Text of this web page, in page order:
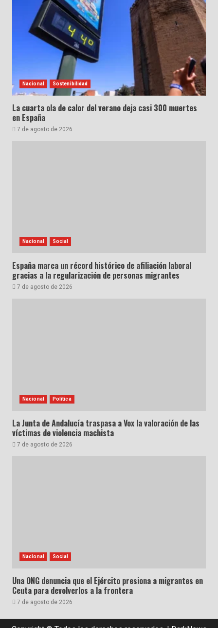
Nacional Sostenibilidad
La cuarta ola de calor del verano deja casi 300 muertes
en España
7 de agosto de 2026
Nacional Social
España marca un récord histórico de afiliación laboral
gracias a la regularización de personas migrantes
7 de agosto de 2026
Nacional Política
La Junta de Andalucía traspasa a Vox la valoración de las
víctimas de violencia machista
7 de agosto de 2026
Nacional Social
Una ONG denuncia que el Ejército presiona a migrantes en
Ceuta para devolverlos a la frontera
7 de agosto de 2026